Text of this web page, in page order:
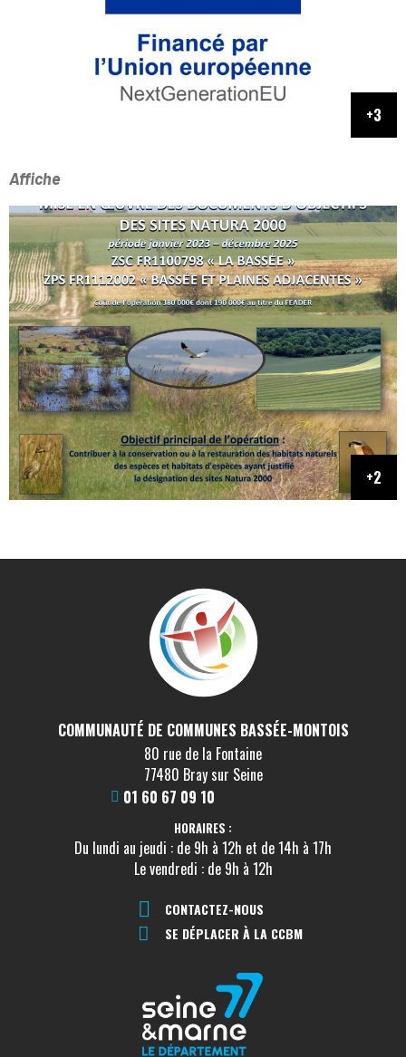
Affiche
COMMUNAUTÉ DE COMMUNES BASSÉE-MONTOIS
80 rue de la Fontaine
77480 Bray sur Seine
01 60 67 09 10
HORAIRES :
Du lundi au jeudi : de 9h à 12h et de 14h à 17h
Le vendredi : de 9h à 12h
CONTACTEZ-NOUS
SE DÉPLACER À LA CCBM